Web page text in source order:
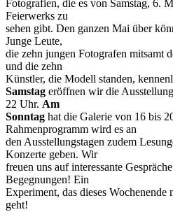
Fotografien, die es von Samstag, 6.
Feierwerks zu
sehen gibt. Den ganzen Mai über
Junge Leute,
die zehn jungen Fotografen mitsamt
und die zehn
Künstler, die Modell standen,
Samstag eröffnen wir die
22 Uhr. Am
Sonntag hat die Galerie von 16 bis
Rahmenprogramm wird es an
den Ausstellungstagen zudem
Konzerte geben. Wir
freuen uns auf interessante
Begegnungen! Ein
Experiment, das dieses
geht!